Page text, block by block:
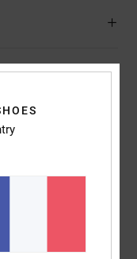
ce produit